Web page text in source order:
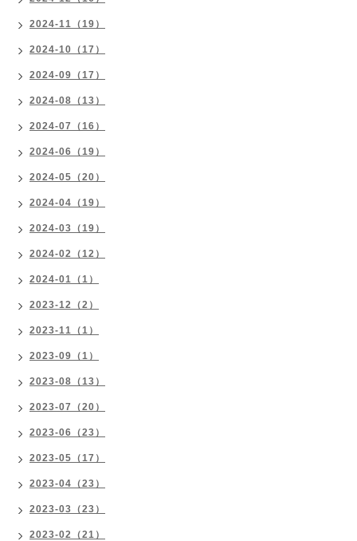
2024-11（19）
2024-10（17）
2024-09（17）
2024-08（13）
2024-07（16）
2024-06（19）
2024-05（20）
2024-04（19）
2024-03（19）
2024-02（12）
2024-01（1）
2023-12（2）
2023-11（1）
2023-09（1）
2023-08（13）
2023-07（20）
2023-06（23）
2023-05（17）
2023-04（23）
2023-03（23）
2023-02（21）